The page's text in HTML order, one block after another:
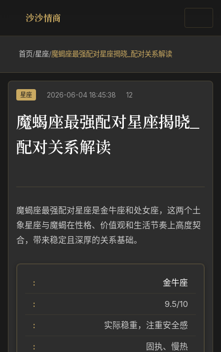
沙沙情商
首页/星座/魔蝎座最强配对星座揭晓_配对关系解读
星座 2026-06-04 18:45:38 12
魔蝎座最强配对星座揭晓_
配对关系解读
魔蝎座最强配对星座是金牛座和处女座，这两个土
象星座与魔蝎在性格、价值观和生活节奏上高度契
合，带来稳定且深厚的关系基础。
金牛座
9.5/10
实际稳重，注重安全感
固执、慢热